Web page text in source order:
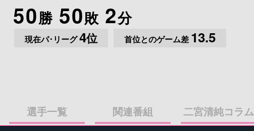
50勝 50敗 2分
現在パ･リーグ4位 首位とのゲーム差 13.5
選手一覧 関連番組 二宮清純コラム